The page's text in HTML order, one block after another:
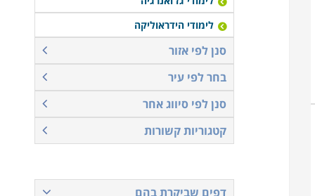
לימודי הידראוליקה
סנן לפי אזור
בחר לפי עיר
סנן לפי סיווג אחר
קטגוריות קשורות
דפים שביקרת בהם